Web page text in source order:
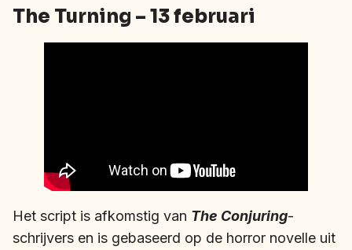
The Turning – 13 februari
Het script is afkomstig van The Conjuring-
schrijvers en is gebaseerd op de horror novelle uit